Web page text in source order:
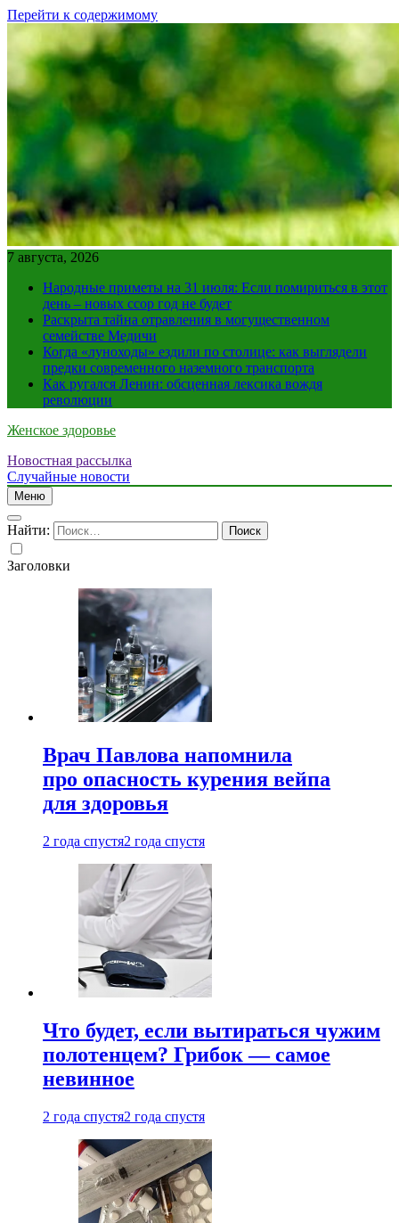
Перейти к содержимому
7 августа, 2026
Народные приметы на 31 июля: Если помириться в этот
день – новых ссор год не будет
Раскрыта тайна отравления в могущественном
семействе Медичи
Когда «луноходы» ездили по столице: как выглядели
предки современного наземного транспорта
Как ругался Ленин: обсценная лексика вождя
революции
Женское здоровье
Новостная рассылка
Случайные новости
Меню
Найти:
Заголовки
Врач Павлова напомнила
про опасность курения вейпа
для здоровья
2 года спустя2 года спустя
Что будет, если вытираться чужим
полотенцем? Грибок — самое
невинное
2 года спустя2 года спустя